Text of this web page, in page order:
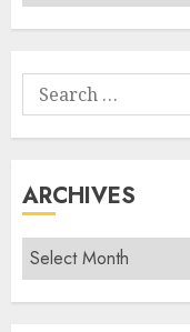
Tumbuhan
Search
for:
ARCHIVES
Archives